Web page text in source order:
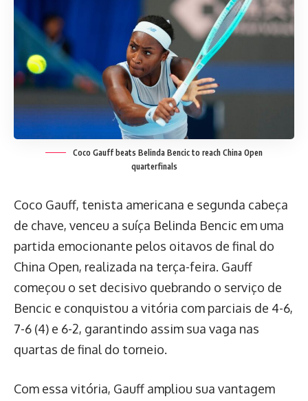
Coco Gauff beats Belinda Bencic to reach China Open
quarterfinals
Coco Gauff, tenista americana e segunda cabeça
de chave, venceu a suíça Belinda Bencic em uma
partida emocionante pelos oitavos de final do
China Open, realizada na terça-feira. Gauff
começou o set decisivo quebrando o serviço de
Bencic e conquistou a vitória com parciais de 4-6,
7-6 (4) e 6-2, garantindo assim sua vaga nas
quartas de final do torneio.
Com essa vitória, Gauff ampliou sua vantagem